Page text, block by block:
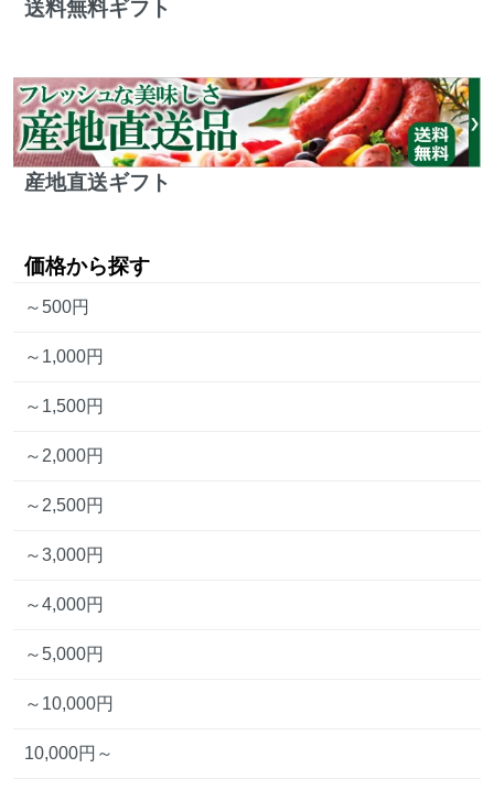
送料無料ギフト
産地直送ギフト
価格から探す
～500円
～1,000円
～1,500円
～2,000円
～2,500円
～3,000円
～4,000円
～5,000円
～10,000円
10,000円～